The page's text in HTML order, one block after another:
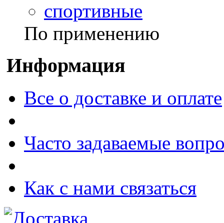
спортивные
По применению
Информация
Все о доставке и оплате
Часто задаваемые
Как с нами связаться